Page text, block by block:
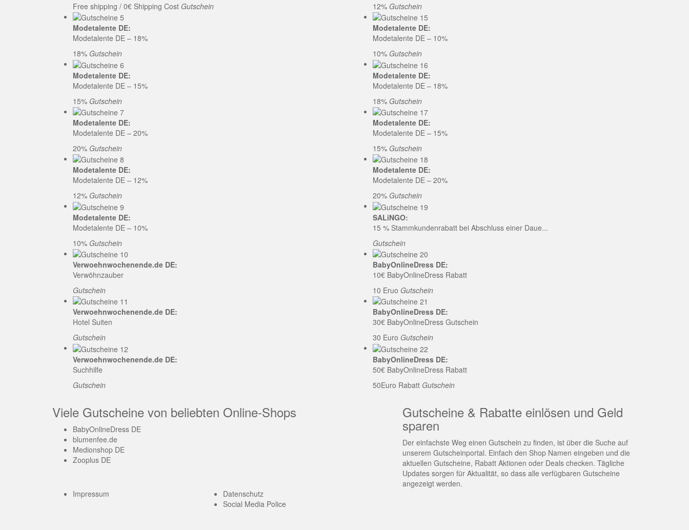
Free shipping / 0€ Shipping Cost Gutschein
Modetalente DE:
Modetalente DE – 18%
18% Gutschein
Modetalente DE:
Modetalente DE – 15%
15% Gutschein
Modetalente DE:
Modetalente DE – 20%
20% Gutschein
Modetalente DE:
Modetalente DE – 12%
12% Gutschein
Modetalente DE:
Modetalente DE – 10%
10% Gutschein
Verwoehnwochenende.de DE:
Verwöhnzauber
Gutschein
Verwoehnwochenende.de DE:
Hotel Suiten
Gutschein
Verwoehnwochenende.de DE:
Suchhilfe
Gutschein
12% Gutschein
Modetalente DE:
Modetalente DE – 10%
10% Gutschein
Modetalente DE:
Modetalente DE – 18%
18% Gutschein
Modetalente DE:
Modetalente DE – 15%
15% Gutschein
Modetalente DE:
Modetalente DE – 20%
20% Gutschein
SALiNGO:
15 % Stammkundenrabatt bei Abschluss einer Daue...
Gutschein
BabyOnlineDress DE:
10€ BabyOnlineDress Rabatt
10 Eruo Gutschein
BabyOnlineDress DE:
30€ BabyOnlineDress Gutschein
30 Euro Gutschein
BabyOnlineDress DE:
50€ BabyOnlineDress Rabatt
50Euro Rabatt Gutschein
Viele Gutscheine von beliebten Online-Shops
BabyOnlineDress DE
blumenfee.de
Medionshop DE
Zooplus DE
Gutscheine & Rabatte einlösen und Geld
sparen
Der einfachste Weg einen Gutschein zu finden, ist über die Suche auf
unserem Gutscheinportal. Einfach den Shop Namen eingeben und die
aktuellen Gutscheine, Rabatt Aktionen oder Deals checken. Tägliche
Updates sorgen für Aktualität, so dass alle verfügbaren Gutscheine
angezeigt werden.
Impressum
Datenschutz
Social Media Police